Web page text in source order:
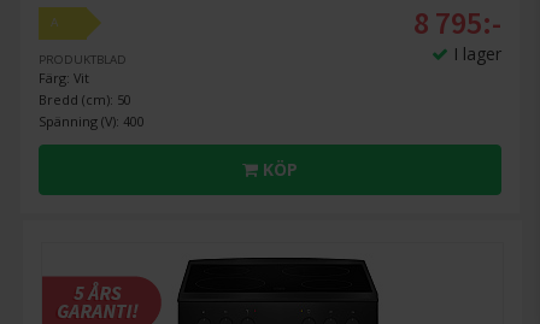
A
PRODUKTBLAD
Färg: Vit
Bredd (cm): 50
Spänning (V): 400
8 795:-
I lager
KÖP